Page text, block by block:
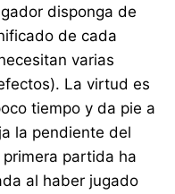
disponga de
de cada
varias
La virtud es
tiempo y da pie a
la pendiente del
partida ha
al haber jugado